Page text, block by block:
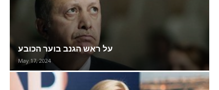
על ראש הגנב בוער הכובע
May 17, 2024